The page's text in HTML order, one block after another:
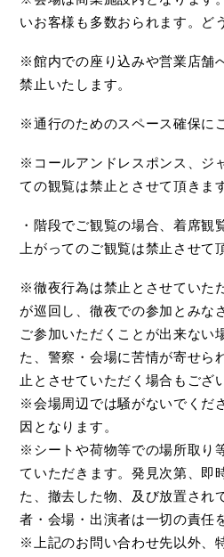
いお客様も多数おられます。ど
※館内での座り込みや営業店舗
禁止いたします。
※通行のためのスペース確保に
※コールアンドレスポンス、ジ
ての観覧は禁止とさせて頂きま
・階段でご観覧の場合、着席観
上がってのご観覧は禁止させて
※徹夜行為は禁止とさせていた
が巡回し、徹夜での参加とみな
ご参加いただくことが出来ない
た、警察・会場に苦情が寄せら
止とさせていただく場合もござ
※会場周辺では騒がないでくだ
因となります。
※シートや荷物等での場所取り
ていただきます。発見次第、即
た、撤去した物、及び放置され
者・会場・出演者は一切の責任
※上記のお問い合わせ先以外、